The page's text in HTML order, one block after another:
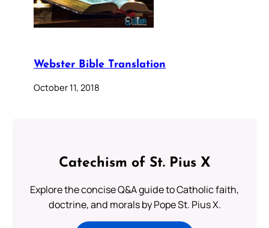
Webster Bible Translation
October 11, 2018
Catechism of St. Pius X
Explore the concise Q&A guide to Catholic faith,
doctrine, and morals by Pope St. Pius X.